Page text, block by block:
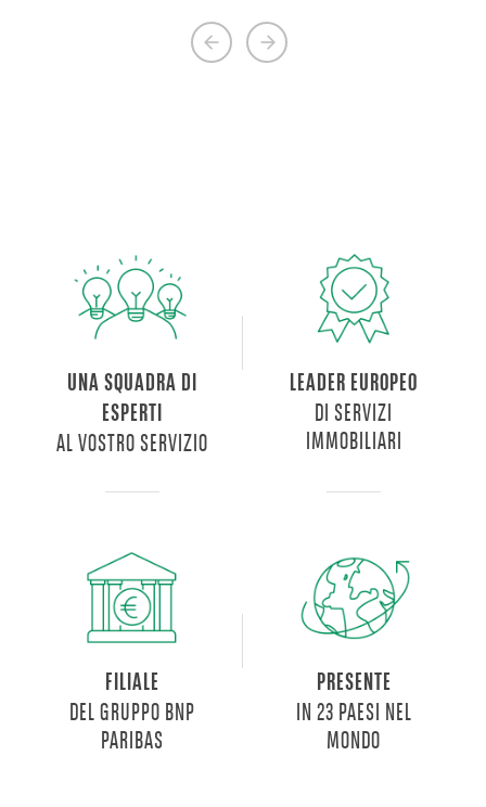
Previous
Next
UNA SQUADRA DI
ESPERTI
AL VOSTRO SERVIZIO
LEADER EUROPEO
DI SERVIZI
IMMOBILIARI
FILIALE
DEL GRUPPO BNP
PARIBAS
PRESENTE
IN 23 PAESI NEL
MONDO